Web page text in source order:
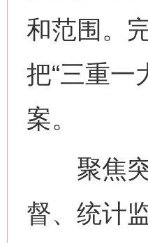
和范围。
把“三重一
案。
聚焦突
督、统计